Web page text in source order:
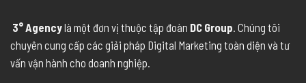
3° Agencylà một đơn vị thuộc tập đoàn DC Group. Chúng tôi
chuyên cung cấp các giải pháp Digital Marketing toàn diện và tư
vấn vận hành cho doanh nghiệp.